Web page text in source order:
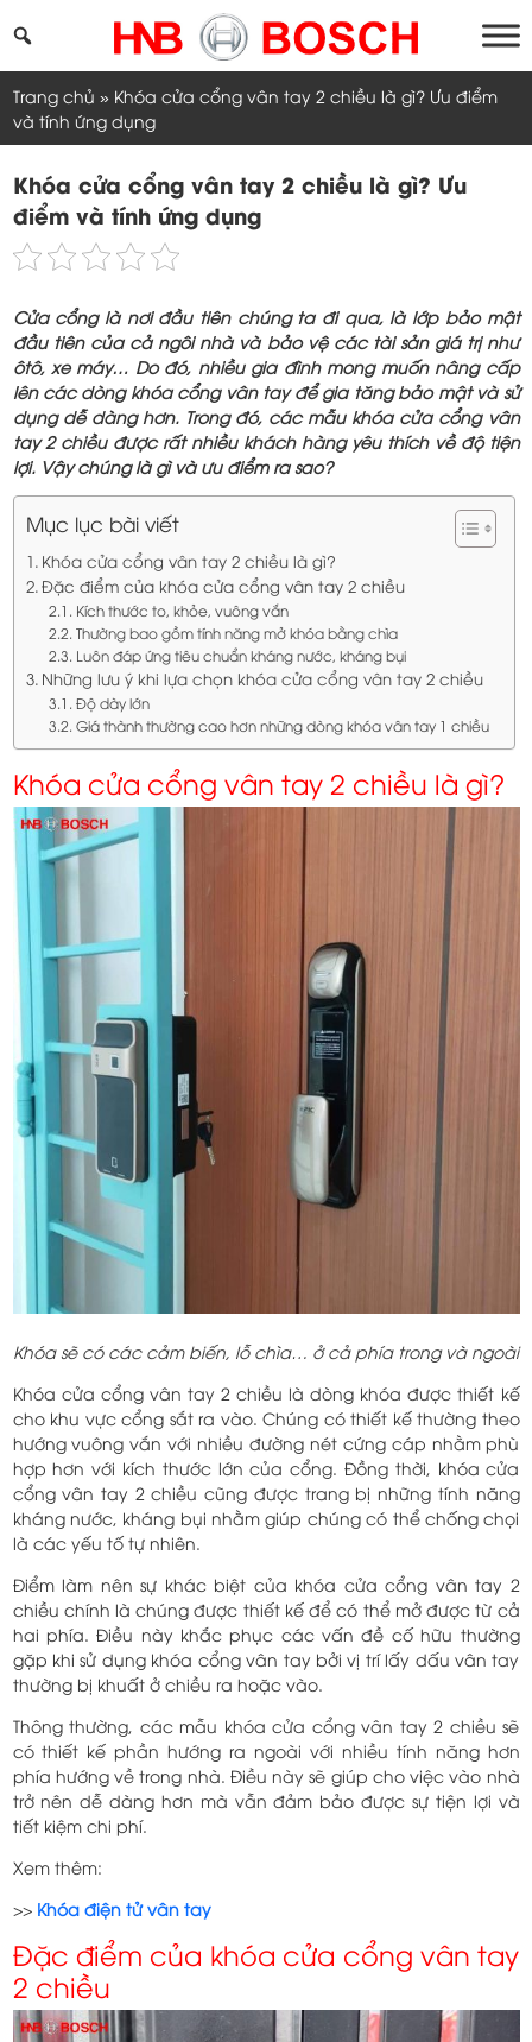
to
Trang chủ » Khóa cửa cổng vân tay 2 chiều là gì? Ưu điểm
và tính ứng dụng
Khóa cửa cổng vân tay 2 chiều là gì? Ưu
điểm và tính ứng dụng
Cửa cổng là nơi đầu tiên chúng ta đi qua, là lớp bảo mật
đầu tiên của cả ngôi nhà và bảo vệ các tài sản giá trị như
ôtô, xe máy… Do đó, nhiều gia đình mong muốn nâng cấp
lên các dòng khóa cổng vân tay để gia tăng bảo mật và sử
dụng dễ dàng hơn. Trong đó, các mẫu khóa cửa cổng vân
tay 2 chiều được rất nhiều khách hàng yêu thích về độ tiện
lợi. Vậy chúng là gì và ưu điểm ra sao?
Mục lục bài viết
Khóa cửa cổng vân tay 2 chiều là gì?
Đặc điểm của khóa cửa cổng vân tay 2 chiều
Kích thước to, khỏe, vuông vắn
Thường bao gồm tính năng mở khóa bằng chìa
Luôn đáp ứng tiêu chuẩn kháng nước, kháng bụi
Những lưu ý khi lựa chọn khóa cửa cổng vân tay 2 chiều
Độ dày lớn
Giá thành thường cao hơn những dòng khóa vân tay 1 chiều
Khóa cửa cổng vân tay 2 chiều là gì?
Khóa sẽ có các cảm biến, lỗ chìa… ở cả phía trong và ngoài
Khóa cửa cổng vân tay 2 chiều là dòng khóa được thiết kế
cho khu vực cổng sắt ra vào. Chúng có thiết kế thường theo
hướng vuông vắn với nhiều đường nét cứng cáp nhằm phù
hợp hơn với kích thước lớn của cổng. Đồng thời, khóa cửa
cổng vân tay 2 chiều cũng được trang bị những tính năng
kháng nước, kháng bụi nhằm giúp chúng có thể chống chọi
là các yếu tố tự nhiên.
Điểm làm nên sự khác biệt của khóa cửa cổng vân tay 2
chiều chính là chúng được thiết kế để có thể mở được từ cả
hai phía. Điều này khắc phục các vấn đề cố hữu thường
gặp khi sử dụng khóa cổng vân tay bởi vị trí lấy dấu vân tay
thường bị khuất ở chiều ra hoặc vào.
Thông thường, các mẫu khóa cửa cổng vân tay 2 chiều sẽ
có thiết kế phần hướng ra ngoài với nhiều tính năng hơn
phía hướng về trong nhà. Điều này sẽ giúp cho việc vào nhà
trở nên dễ dàng hơn mà vẫn đảm bảo được sự tiện lợi và
tiết kiệm chi phí.
Xem thêm:
>> Khóa điện tử vân tay
Đặc điểm của khóa cửa cổng vân tay
2 chiều